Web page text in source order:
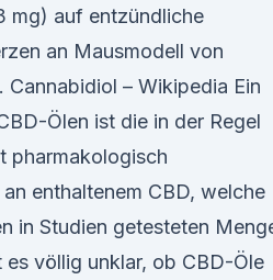
mg) auf entzündliche
an Mausmodell von
– Wikipedia Ein
Ölen ist die in der Regel
pharmakologisch
enthaltenem CBD, welche
in Studien getesteten
völlig unklar, ob CBD-Öle